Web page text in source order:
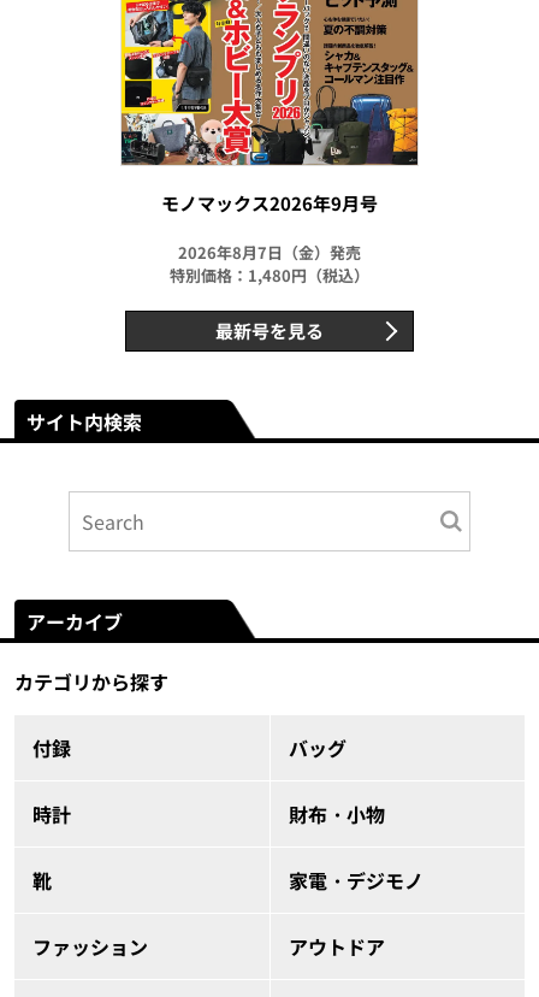
モノマックス2026年9月号
2026年8月7日（金）発売
特別価格：1,480円（税込）
最新号を見る
サイト内検索
アーカイブ
カテゴリから探す
付録 バッグ
時計 財布・小物
靴 家電・デジモノ
ファッション アウトドア